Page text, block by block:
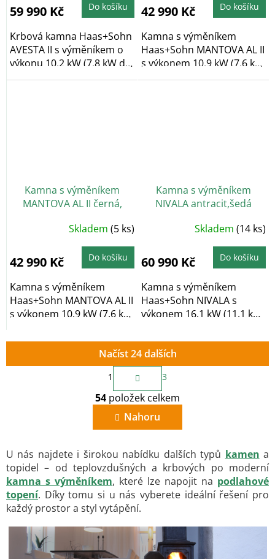
59 990 Kč Do košíku
Krbová kamna Haas+Sohn
AVESTA II s výměníkem o
výkonu 10,2 kW (7,8 kW do
vody/2,4 kW do...
42 990 Kč Do košíku
Kamna s výměníkem
Haas+Sohn MANTOVA AL II
s výkonem 10,9 kW (7,6 kW
do vody/3,3 kW do...
Kamna s výměníkem
MANTOVA AL II černá,
Skladem (5 ks)
42 990 Kč Do košíku
Kamna s výměníkem
Haas+Sohn MANTOVA AL II
s výkonem 10,9 kW (7,6 kW
Kamna s výměníkem
NIVALA antracit,šedá
Skladem (14 ks)
60 990 Kč Do košíku
Kamna s výměníkem
Haas+Sohn NIVALA s
výkonem 16,1 kW (11,1 kW
vzduchu)...
O
v
l
á
a
c
í
p
r
v
y
v
ý
Načíst 24 dalších
S
t
r
á
n
k
o
á
n
í
1 3
54 položek celkem
Nahoru
U nás najdete i širokou nabídku dalších typů kamen a
topidel – od teplovzdušných a krbových po moderní
kamna s výměníkem, které lze napojit na podlahové
topení. Díky tomu si u nás vyberete ideální řešení pro
každý prostor a styl vytápění.